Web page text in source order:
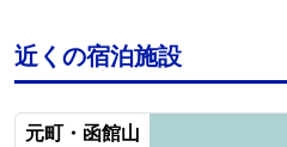
近くの宿泊施設
元町・函館山